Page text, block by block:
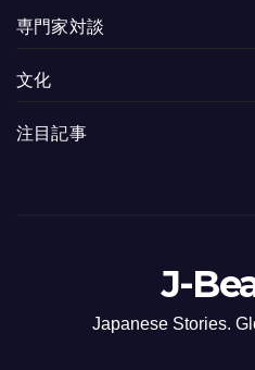
専門家対談
文化
注目記事
J-
Japanese Stories.